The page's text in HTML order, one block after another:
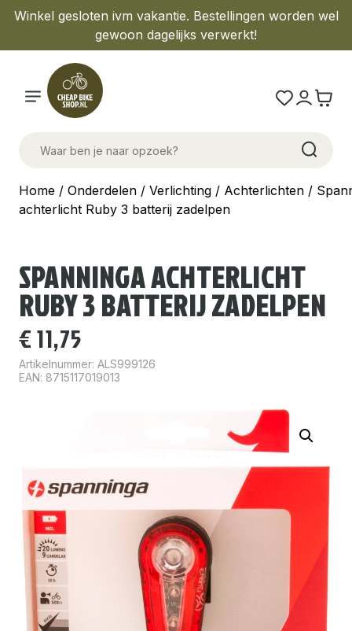
Winkel gesloten ivm vakantie. Bestellingen worden wel
gewoon dagelijks verwerkt!
Home / Onderdelen / Verlichting / Achterlichten /
achterlicht Ruby 3 batterij zadelpen
SPANNINGA ACHTERLICHT
RUBY 3 BATTERIJ ZADELPEN
€11,75
Artikelnummer: ALS999126
EAN: 8715117019013